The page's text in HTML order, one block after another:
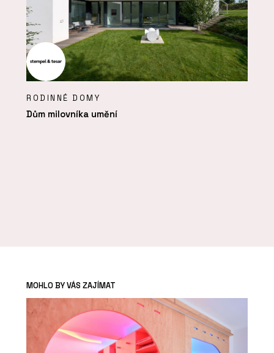
RODINNÉ DOMY
Dům milovníka umění
MOHLO BY VÁS ZAJÍMAT